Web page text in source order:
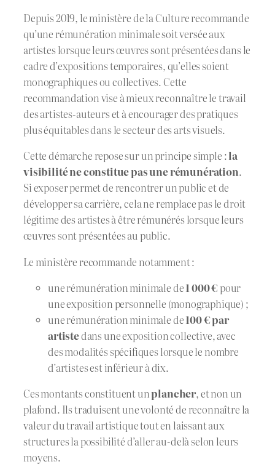
Depuis 2019, le ministère de la Culture recommande
qu’une rémunération minimale soit versée aux
artistes lorsque leurs œuvres sont présentées dans le
cadre d’expositions temporaires, qu’elles soient
monographiques ou collectives. Cette
recommandation vise à mieux reconnaître le travail
des artistes-auteurs et à encourager des pratiques
plus équitables dans le secteur des arts visuels.
Cette démarche repose sur un principe simple :la
visibilité ne constitue pas une rémunération.
Si exposer permet de rencontrer un public et de
développer sa carrière, cela ne remplace pas le droit
légitime des artistes à être rémunérés lorsque leurs
œuvres sont présentées au public.
Le ministère recommande notamment :
une rémunération minimale de1 000 €pour
une exposition personnelle (monographique) ;
une rémunération minimale de100 € par
artistedans une exposition collective, avec
des modalités spécifiques lorsque le nombre
d’artistes est inférieur à dix.
Ces montants constituent unplancher, et non un
plafond. Ils traduisent une volonté de reconnaître la
valeur du travail artistique tout en laissant aux
structures la possibilité d’aller au-delà selon leurs
moyens.